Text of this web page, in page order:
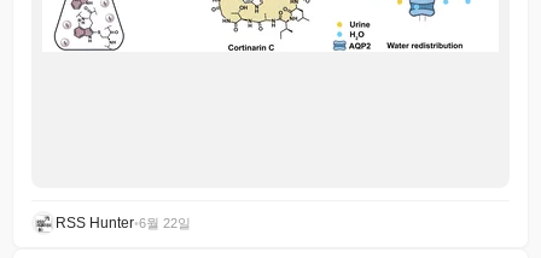
RSS Hunter•6월 22일